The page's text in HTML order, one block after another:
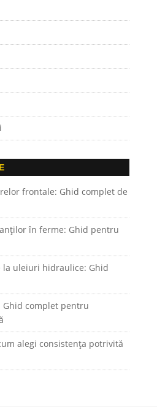
frontale: Ghid complet de
în ferme: Ghid pentru
la uleiuri hidraulice: Ghid
complet pentru
alegi consistența potrivită